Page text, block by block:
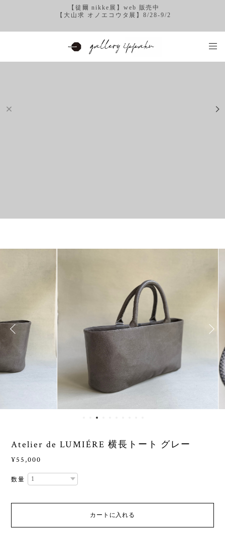
【徒爾 nikke展】web 販売中
【大山求 オノエコウタ展】8/28-9/2
Atelier de LUMIÉRE 横長トート グレー
¥55,000
数量
カートに入れる